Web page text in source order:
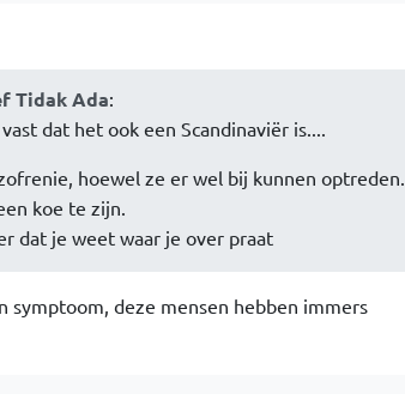
Tidak Ada:
dat het ook een Scandinaviër is....
hoewel ze er wel bij kunnen
koe te zijn.
dat je weet waar je over praat
symptoom, deze mensen hebben immers